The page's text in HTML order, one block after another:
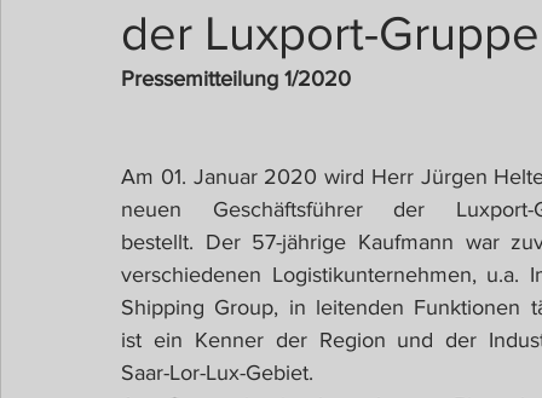
der Luxport-Gruppe
Pressemitteilung 1/2020
Am 01. Januar 2020 wird Herr Jürgen
neuen Geschäftsführer der Luxport-
bestellt. Der 57-jährige Kaufmann war
verschiedenen Logistikunternehmen, u.a.
Shipping Group, in leitenden Funktionen
ist ein Kenner der Region und der
Saar-Lor-Lux-Gebiet.